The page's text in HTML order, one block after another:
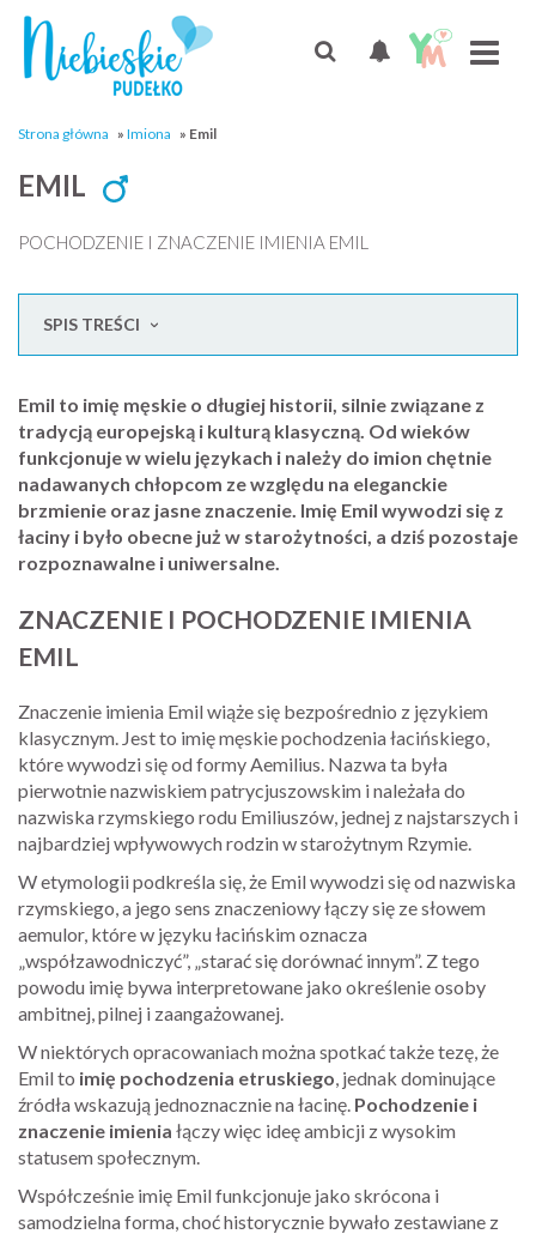
Strona główna » Imiona » Emil
EMIL
POCHODZENIE I ZNACZENIE IMIENIA EMIL
SPIS TREŚCI
Emil to imię męskie o długiej historii, silnie związane z
tradycją europejską i kulturą klasyczną. Od wieków
funkcjonuje w wielu językach i należy do imion chętnie
nadawanych chłopcom ze względu na eleganckie
brzmienie oraz jasne znaczenie. Imię Emil wywodzi się z
łaciny i było obecne już w starożytności, a dziś pozostaje
rozpoznawalne i uniwersalne.
ZNACZENIE I POCHODZENIE IMIENIA
EMIL
Znaczenie imienia Emil wiąże się bezpośrednio z językiem
klasycznym. Jest to imię męskie pochodzenia łacińskiego,
które wywodzi się od formy Aemilius. Nazwa ta była
pierwotnie nazwiskiem patrycjuszowskim i należała do
nazwiska rzymskiego rodu Emiliuszów, jednej z najstarszych i
najbardziej wpływowych rodzin w starożytnym Rzymie.
W etymologii podkreśla się, że Emil wywodzi się od nazwiska
rzymskiego, a jego sens znaczeniowy łączy się ze słowem
aemulor, które w języku łacińskim oznacza
„współzawodniczyć”, „starać się dorównać innym”. Z tego
powodu imię bywa interpretowane jako określenie osoby
ambitnej, pilnej i zaangażowanej.
W niektórych opracowaniach można spotkać także tezę, że
Emil to imię pochodzenia etruskiego, jednak dominujące
źródła wskazują jednoznacznie na łacinę. Pochodzenie i
znaczenie imienia łączy więc ideę ambicji z wysokim
statusem społecznym.
Współcześnie imię Emil funkcjonuje jako skrócona i
samodzielna forma, choć historycznie bywało zestawiane z